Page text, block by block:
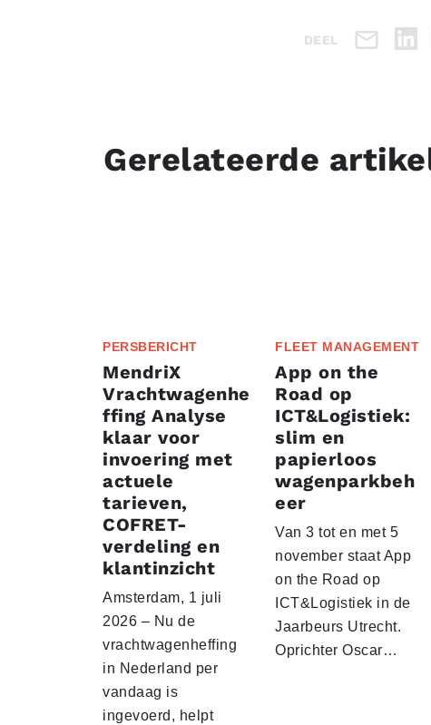
DEEL
Gerelateerde
PERSBERICHT
MendriX
Vrachtwagenhe
ffing Analyse
klaar voor
invoering met
actuele
tarieven,
COFRET-
verdeling en
klantinzicht
Amsterdam, 1 juli
2026 – Nu de
vrachtwagenheffing
in Nederland per
vandaag is
ingevoerd, helpt
FLEET MANAGEMENT
App on the
Road op
ICT&Logistiek:
slim en
papierloos
wagenparkbeh
eer
Van 3 tot en met 5
november staat App
on the Road op
ICT&Logistiek in de
Jaarbeurs Utrecht.
Oprichter Oscar…